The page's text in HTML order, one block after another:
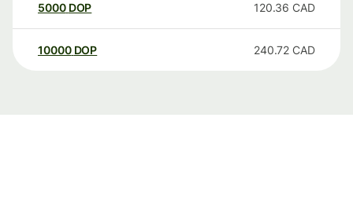
5000 DOP 120.36 CAD
10000 DOP 240.72 CAD